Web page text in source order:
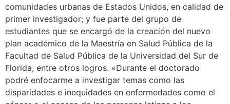
comunidades urbanas de Estados Unidos, en calidad de
primer investigador; y fue parte del grupo de
estudiantes que se encargó de la creación del nuevo
plan académico de la Maestría en Salud Pública de la
Facultad de Salud Pública de la Universidad del Sur de
Florida, entre otros logros. «Durante el doctorado
podré enfocarme a investigar temas como las
disparidades e inequidades en enfermedades como el